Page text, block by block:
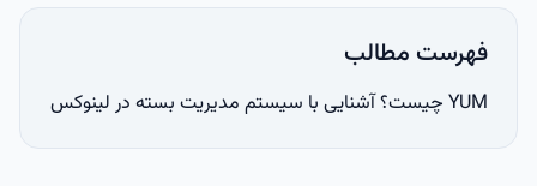
فهرست مطالب
YUM چیست؟ آشنایی با سیستم مدیریت بسته در لینوکس